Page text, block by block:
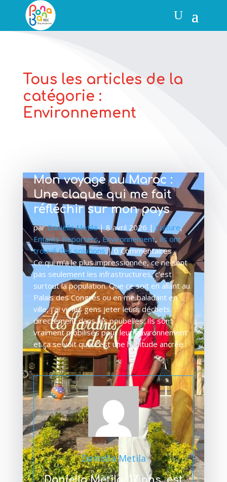
Tous les articles de la
catégorie :
Environnement
Mon voyage au Maroc :
Une claque qui me fait
réfléchir sur mon pays
parDaniella Metila|8 avril 2026 |Culture,
Enfants Reporters, Environnement, Ils ont
trouvé des solutions| 0 Commentaires
Ce qui m’a le plus impressionnée, ce ne sont
pas seulement les infrastructures, c’est
surtout la population. Que ce soit en allant au
Palais des Congrès ou en me baladant en
ville, j’ai vu les gens jeter leurs déchets
directement dans les poubelles. Ils sont
vraiment mobilisés pour leur environnement
et ça se voit que c’est une habitude ancrée.
Daniella Metila
Daniella Metila, 17 ans, est